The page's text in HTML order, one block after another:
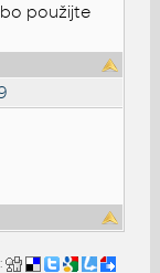
použijte